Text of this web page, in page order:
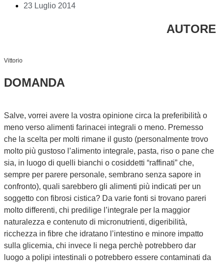
23 Luglio 2014
AUTORE
Vittorio
DOMANDA
Salve, vorrei avere la vostra opinione circa la preferibilità o
meno verso alimenti farinacei integrali o meno. Premesso
che la scelta per molti rimane il gusto (personalmente trovo
molto più gustoso l’alimento integrale, pasta, riso o pane che
sia, in luogo di quelli bianchi o cosiddetti “raffinati” che,
sempre per parere personale, sembrano senza sapore in
confronto), quali sarebbero gli alimenti più indicati per un
soggetto con fibrosi cistica? Da varie fonti si trovano pareri
molto differenti, chi predilige l’integrale per la maggior
naturalezza e contenuto di micronutrienti, digeribilità,
ricchezza in fibre che idratano l’intestino e minore impatto
sulla glicemia, chi invece li nega perchè potrebbero dar
luogo a polipi intestinali o potrebbero essere contaminati da